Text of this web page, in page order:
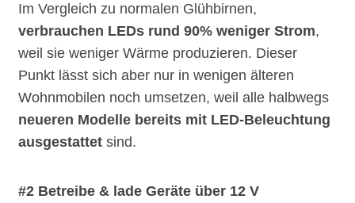
Im Vergleich zu normalen Glühbirnen,
verbrauchen LEDs rund 90% weniger Strom,
weil sie weniger Wärme produzieren. Dieser
Punkt lässt sich aber nur in wenigen älteren
Wohnmobilen noch umsetzen, weil alle halbwegs
neueren Modelle bereits mit LED-Beleuchtung
ausgestattet sind.
#2 Betreibe & lade Geräte über 12 V